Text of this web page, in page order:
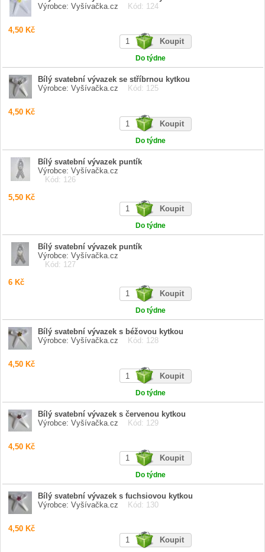
Výrobce: Vyšívačka.cz
Kód: 124
Do týdne
4,50 Kč
Bílý svatební vývazek se stříbrnou kytkou
Výrobce: Vyšívačka.cz
Kód: 125
Do týdne
4,50 Kč
Bílý svatební vývazek puntík
Výrobce: Vyšívačka.cz
Kód: 126
Do týdne
5,50 Kč
Bílý svatební vývazek puntík
Výrobce: Vyšívačka.cz
Kód: 127
Do týdne
6 Kč
Bílý svatební vývazek s béžovou kytkou
Výrobce: Vyšívačka.cz
Kód: 128
Do týdne
4,50 Kč
Bílý svatební vývazek s červenou kytkou
Výrobce: Vyšívačka.cz Kód: 129
Do týdne
4,50 Kč
Bílý svatební vývazek s fuchsiovou kytkou
Výrobce: Vyšívačka.cz
Kód: 130
4,50 Kč